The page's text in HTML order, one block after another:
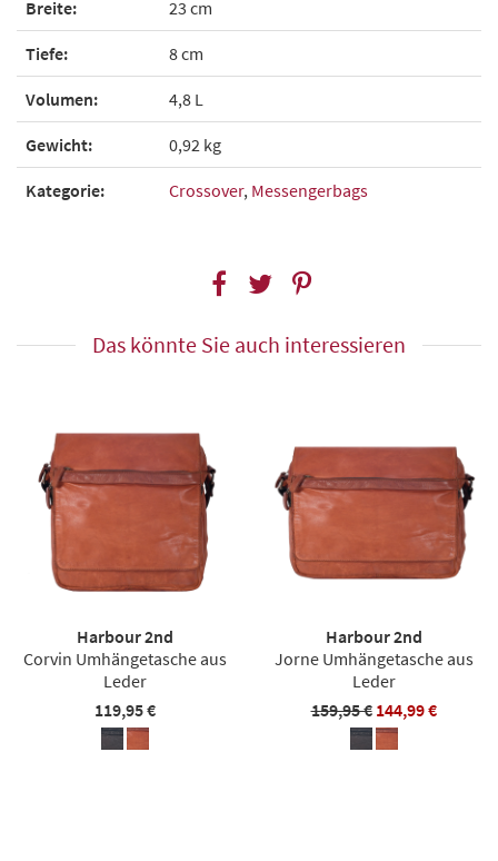
Breite: 23 cm
Tiefe: 8 cm
Volumen: 4,8 L
Gewicht: 0,92 kg
Kategorie: Crossover, Messengerbags
Das könnte Sie auch interessieren
Harbour 2nd
Corvin Umhängetasche aus
Leder
119,95 €
Harbour 2nd
Jorne Umhängetasche aus
Leder
159,95 € 144,99 €